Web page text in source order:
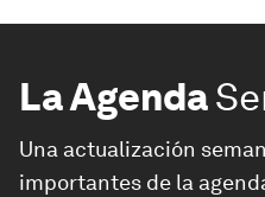
La Agenda
Una actualización
importantes de la